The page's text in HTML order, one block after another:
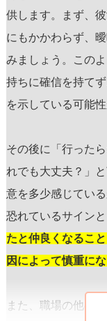
供します。まず、
にもかかわらず、
みましょう。この
持ちに確信を持て
を示している可能性
その後に「行った
れでも大丈夫？」
意を多少感じてい
恐れているサイン
たと仲良くなるこ
因によって慎重に
また、職場の他の